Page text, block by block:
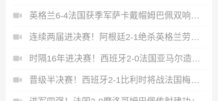
英格兰6-4法国获季军萨卡戴帽姆巴佩双响创纪录奥利塞2助+失良机
连续两届进决赛！阿根廷2-1绝杀英格兰劳塔罗恩佐破门梅西两助攻
时隔16年进决赛！西班牙2-0法国亚马尔造点奥亚萨瓦尔、波罗破门
晋级半决赛！西班牙2-1比利时将战法国梅里诺替补绝杀拉门斯送礼